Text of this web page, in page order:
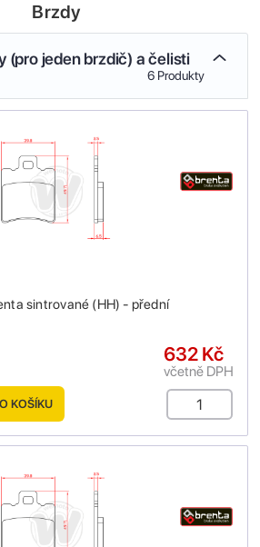
Brzdy
(pro jeden brzdič) a čelisti
6 Produkty
sintrované (HH) - přední
632 Kč
včetně DPH
KOŠÍKU